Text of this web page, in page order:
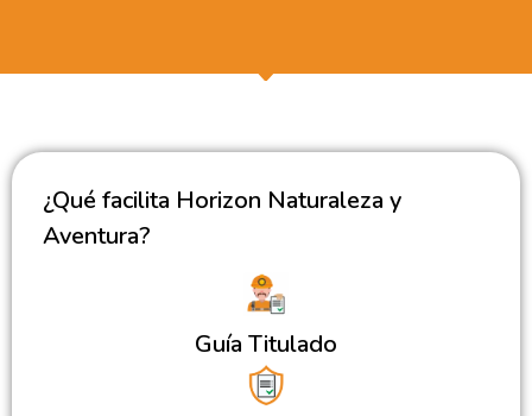
¿Qué facilita Horizon Naturaleza y
Aventura?
Guía Titulado